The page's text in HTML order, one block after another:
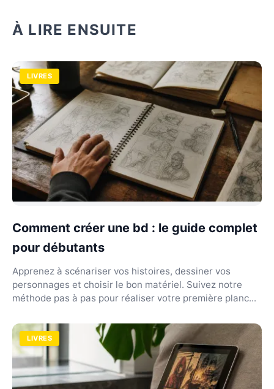
À LIRE ENSUITE
LIVRES
Comment créer une bd : le guide complet
pour débutants
Apprenez à scénariser vos histoires, dessiner vos
personnages et choisir le bon matériel. Suivez notre
méthode pas à pas pour réaliser votre première planc...
LIVRES